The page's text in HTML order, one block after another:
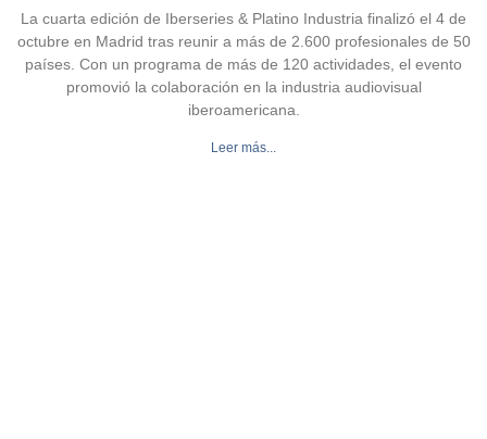
La cuarta edición de Iberseries & Platino Industria finalizó el 4 de
octubre en Madrid tras reunir a más de 2.600 profesionales de 50
países. Con un programa de más de 120 actividades, el evento
promovió la colaboración en la industria audiovisual
iberoamericana.
Leer más...